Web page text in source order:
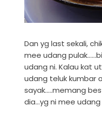
Dan yg last sekali,
mee udang
udang ni. Kalau kat
udang teluk kumbar
sayak.....memang
dia...yg ni mee udang